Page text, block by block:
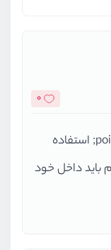
    }
0
داخل کامپوننت فرزند اگر از دیتای $point; استفاده
داخل خود